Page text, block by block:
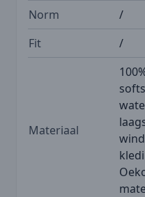
Norm
/
Fit
/
Materiaal